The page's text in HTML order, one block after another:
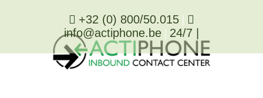
+32 (0) 800/50.015
info@actiphone.be| 24/7